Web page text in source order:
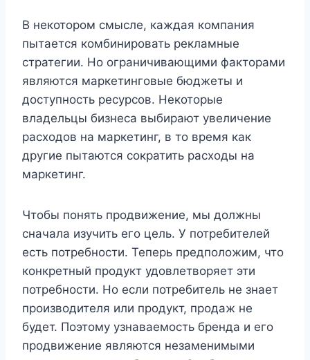
В некотором смысле, каждая компания
пытается комбинировать рекламные
стратегии. Но ограничивающими факторами
являются маркетинговые бюджеты и
доступность ресурсов. Некоторые
владельцы бизнеса выбирают увеличение
расходов на маркетинг, в то время как
другие пытаются сократить расходы на
маркетинг.
Чтобы понять продвижение, мы должны
сначала изучить его цель. У потребителей
есть потребности. Теперь предположим, что
конкретный продукт удовлетворяет эти
потребности. Но если потребитель не знает
производителя или продукт, продаж не
будет. Поэтому узнаваемость бренда и его
продвижение являются незаменимыми